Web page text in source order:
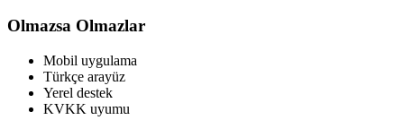
Olmazsa Olmazlar
Mobil uygulama
Türkçe arayüz
Yerel destek
KVKK uyumu